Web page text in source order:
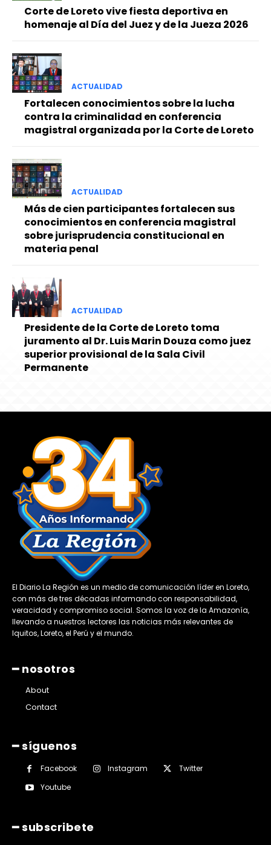
Corte de Loreto vive fiesta deportiva en
homenaje al Día del Juez y de la Jueza 2026
ACTUALIDAD
Fortalecen conocimientos sobre la lucha
contra la criminalidad en conferencia
magistral organizada por la Corte de Loreto
ACTUALIDAD
Más de cien participantes fortalecen sus
conocimientos en conferencia magistral
sobre jurisprudencia constitucional en
materia penal
ACTUALIDAD
Presidente de la Corte de Loreto toma
juramento al Dr. Luis Marin Douza como juez
superior provisional de la Sala Civil
Permanente
El Diario La Región es un medio de comunicación líder en Loreto,
con más de tres décadas informando con responsabilidad,
veracidad y compromiso social. Somos la voz de la Amazonía,
llevando a nuestros lectores las noticias más relevantes de
Iquitos, Loreto, el Perú y el mundo.
━ nosotros
About
Contact
━ síguenos
Facebook Instagram
Twitter
Youtube
━ subscribete